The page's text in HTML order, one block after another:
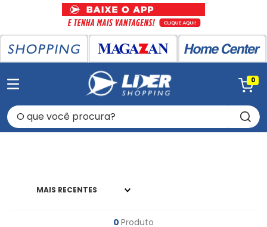
0
O que você procura?
MAIS RECENTES
0 Produto